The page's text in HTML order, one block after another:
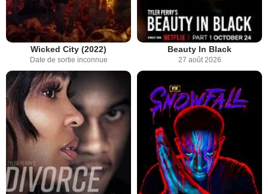
Wicked City (2022)
Date de sortie inconnue
Beauty In Black
27 août 2026